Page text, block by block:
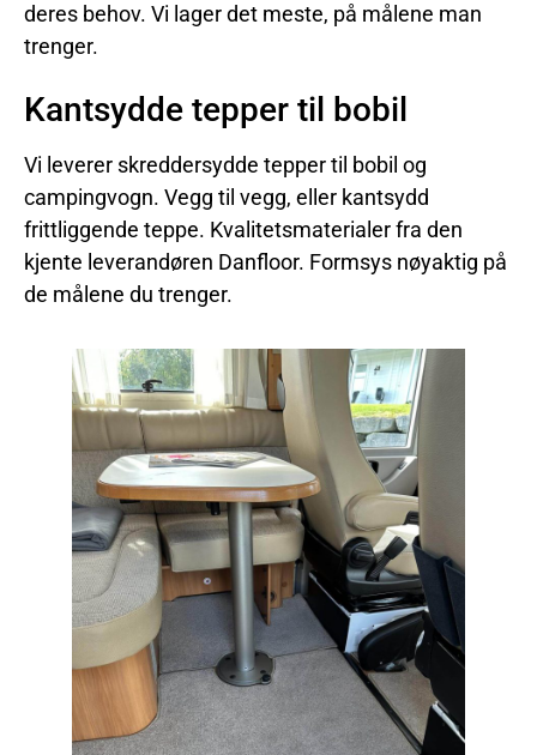
deres behov. Vi lager det meste, på målene man
trenger.
Kantsydde tepper til bobil
Vi leverer skreddersydde tepper til bobil og
campingvogn. Vegg til vegg, eller kantsydd
frittliggende teppe. Kvalitetsmaterialer fra den
kjente leverandøren Danfloor. Formsys nøyaktig på
de målene du trenger.